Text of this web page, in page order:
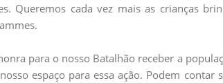
Queremos cada vez mais as crianças
para o nosso Batalhão receber a
espaço para essa ação. Podem